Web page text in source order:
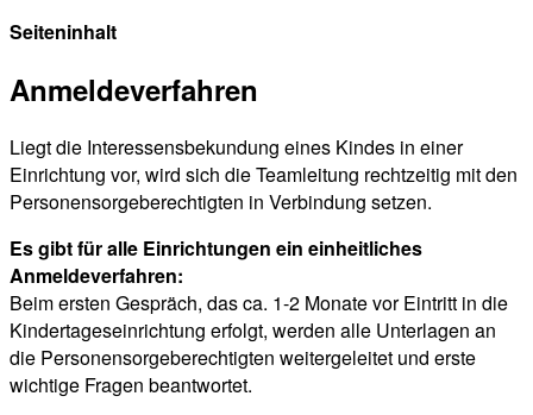
Seiteninhalt
Anmeldeverfahren
Liegt die Interessensbekundung eines Kindes in einer
Einrichtung vor, wird sich die Teamleitung rechtzeitig mit den
Personensorgeberechtigten in Verbindung setzen.
Es gibt für alle Einrichtungen ein einheitliches
Anmeldeverfahren:
Beim ersten Gespräch, das ca. 1-2 Monate vor Eintritt in die
Kindertageseinrichtung erfolgt, werden alle Unterlagen an
die Personensorgeberechtigten weitergeleitet und erste
wichtige Fragen beantwortet.